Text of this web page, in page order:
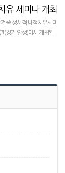
유 세미나 개최
줄 성서적 내적치유세미
(경기 안성)에서 개최된
「성서적 내적치유세미